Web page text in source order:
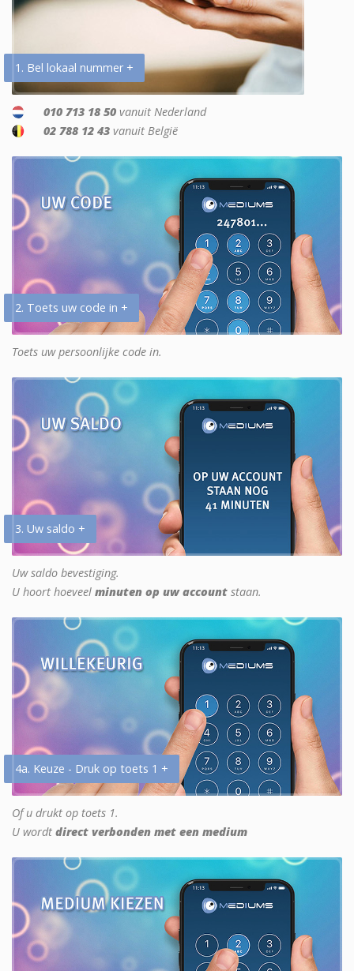
1. Bel lokaal nummer +
010 713 18 50 vanuit Nederland
02 788 12 43 vanuit België
2. Toets uw code in +
Toets uw persoonlijke code in.
3. Uw saldo +
Uw saldo bevestiging.
U hoort hoeveel minuten op uw account staan.
4a. Keuze - Druk op toets 1 +
Of u drukt op toets 1.
U wordt direct verbonden met een medium